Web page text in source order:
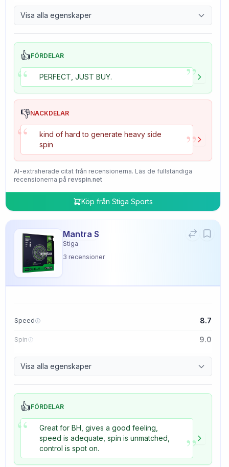
Control 9.7
Tackiness 4.7
Visa alla egenskaper
👍FÖRDELAR
“ PERFECT, JUST BUY. ”
👎NACKDELAR
“
kind of hard to generate heavy side
spin
”
AI-extraherade citat från recensionerna. Läs de fullständiga
recensionerna på revspin.net
Köp från Stiga Sports
Mantra S
Stiga
3 recensioner
Speed 8.7
Spin 9.0
Control 9.1
Tackiness 3.3
Visa alla egenskaper
👍FÖRDELAR
“
Great for BH, gives a good feeling,
speed is adequate, spin is unmatched,
control is spot on.
”